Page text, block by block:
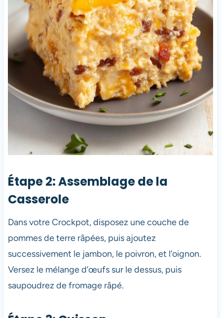
Étape 2: Assemblage de la
Casserole
Dans votre Crockpot, disposez une couche de
pommes de terre râpées, puis ajoutez
successivement le jambon, le poivron, et l’oignon.
Versez le mélange d’œufs sur le dessus, puis
saupoudrez de fromage râpé.